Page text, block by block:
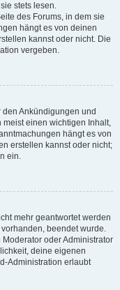
stets lesen.
des Forums, in dem sie
hängt es von deinen
kannst oder nicht. Die
vergeben.
Ankündigungen und
einen wichtigen Inhalt,
hängt es von
erstellen kannst oder nicht;
ein.
mehr geantwortet werden
beendet wurde.
oder Administrator
deine eigenen
Administration erlaubt